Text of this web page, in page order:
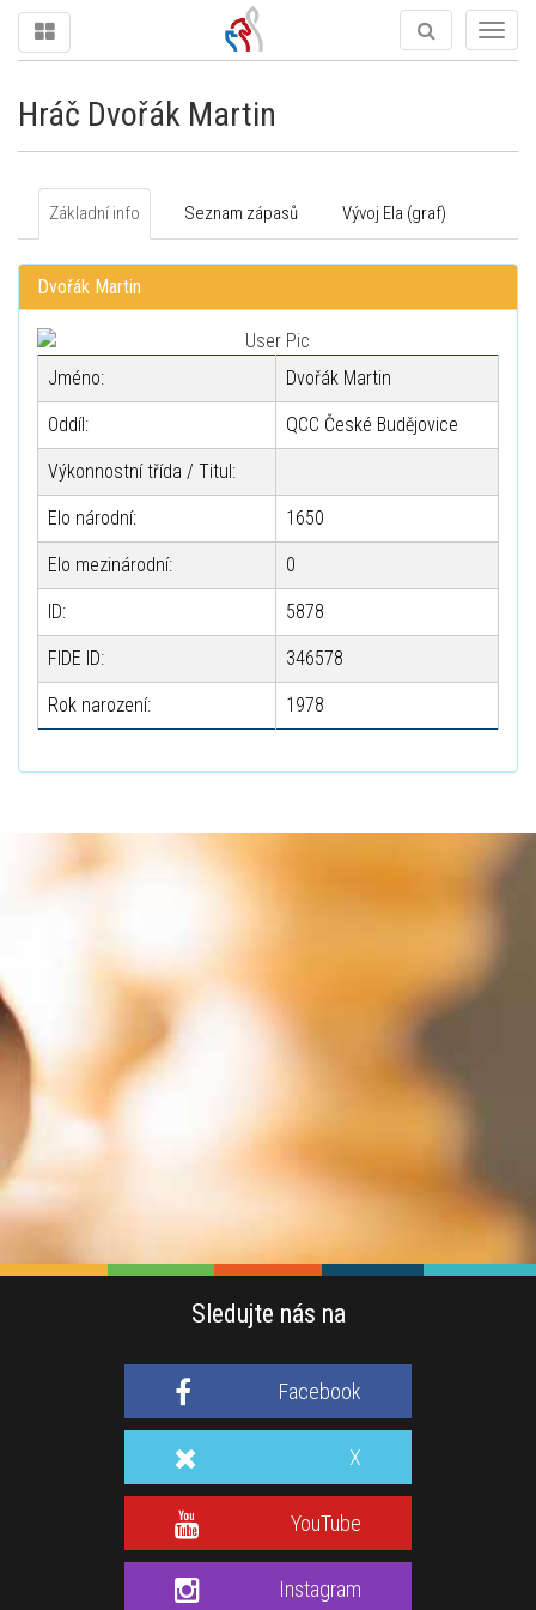
Hráč Dvořák Martin
Základní info Seznam zápasů Vývoj Ela (graf)
Dvořák Martin
Jméno: Dvořák Martin
Oddíl: QCC České Budějovice
Výkonnostní třída / Titul:
Elo národní: 1650
Elo mezinárodní: 0
ID: 5878
FIDE ID: 346578
Rok narození: 1978
Sledujte nás na
Facebook
X
YouTube
Instagram